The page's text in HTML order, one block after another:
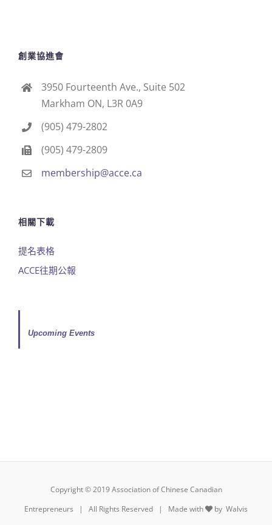
創業協進會
3950 Fourteenth Ave., Suite 502
Markham ON, L3R 0A9
(905) 479-2802
(905) 479-2809
membership@acce.ca
相關下載
提名表格
ACCE往期公報
Upcoming Events
Copyright © 2019 Association of Chinese Canadian
Entrepreneurs | All Rights Reserved | Made with
by Walvis